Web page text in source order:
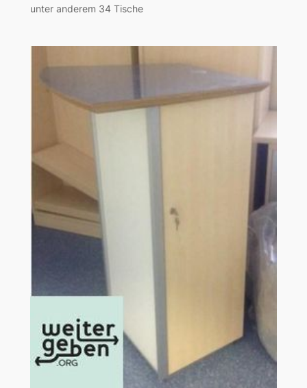
unter anderem 34 Tische